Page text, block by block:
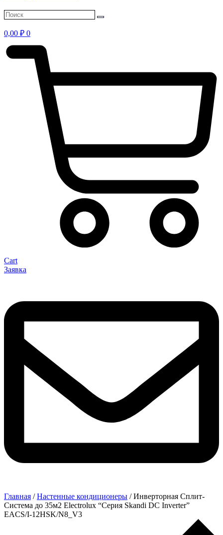
0,00 ₽ 0
Cart
Заявка
Главная /Настенные кондиционеры / Инверторная Сплит-
Система до 35м2 Electrolux “Серия Skandi DC Inverter”
EACS/I-12HSK/N8_V3